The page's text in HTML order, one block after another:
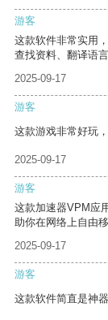
游客
这款软件非常实用
查找资料、翻译语
2025-09-17
游客
这款游戏非常好玩
2025-09-17
游客
这款加速器VPM应
助你在网络上自由移
2025-09-17
游客
这款软件简直是神